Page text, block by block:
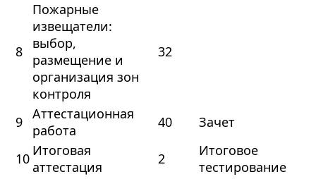
8
Пожарные
извещатели:
выбор,
размещение и
организация зон
контроля
32
9 Аттестационная
работа
40 Зачет
10 Итоговая
аттестация
2
Итоговое
тестирование